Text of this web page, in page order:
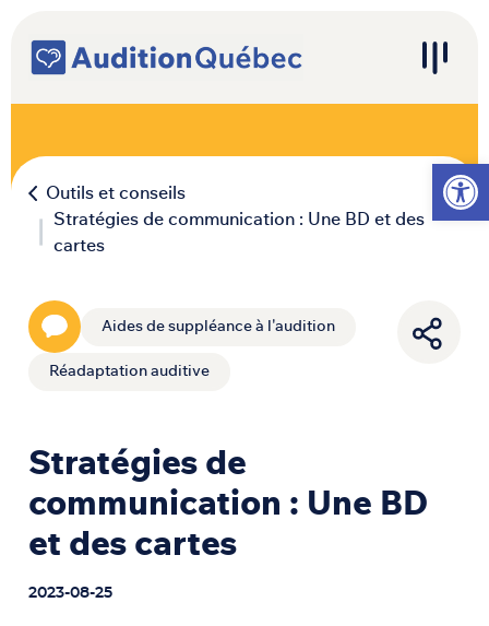
Ouvrir
Navigation principale
Outils et conseils
Stratégies de communication : Une BD et des
cartes
Aides de suppléance à l'audition
Réadaptation auditive
Stratégies de
communication : Une BD
et des cartes
2023-08-25